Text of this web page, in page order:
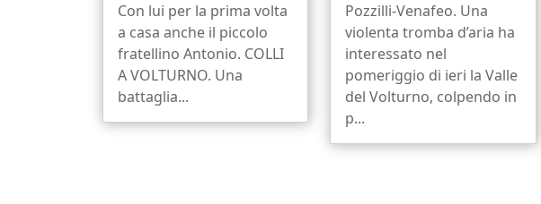
Con lui per la prima volta
a casa anche il piccolo
fratellino Antonio. COLLI
A VOLTURNO. Una
battaglia...
Pozzilli-Venafeo. Una
violenta tromba d’aria ha
interessato nel
pomeriggio di ieri la Valle
del Volturno, colpendo in
p...